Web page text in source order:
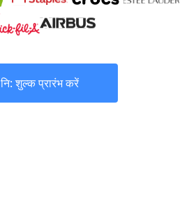
नि: शुल्क प्रारंभ करें